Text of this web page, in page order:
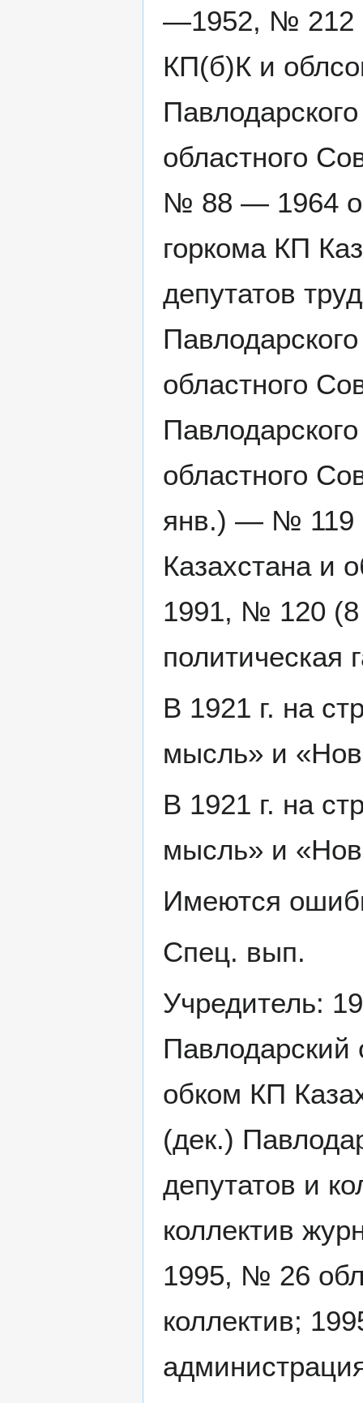
—1952, № 212
КП(б)К и
областного
№ 88 — 1964
горкома КП
депутатов
областного
областного
янв.) — № 119
Казахстана и
1991, № 120 (8
политическая
В 1921 г. на
мысль» и
В 1921 г. на
мысль» и
Имеются
Спец. вып.
Учредитель:
Павлодарский
обком КП
(дек.)
депутатов и
коллектив
1995, № 26
коллектив;